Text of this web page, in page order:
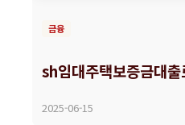
금융
sh임대주택보증금대
2025-06-15